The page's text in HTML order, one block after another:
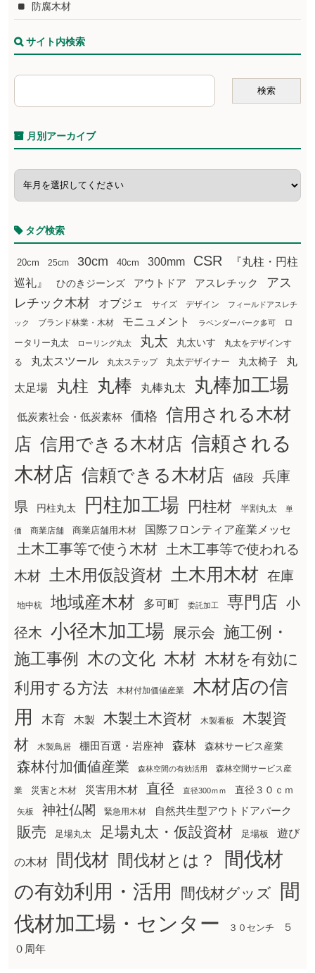
防腐木材
サイト内検索
月別アーカイブ
タグ検索
20cm 25cm 30cm 40cm 300mm CSR
『丸柱・円柱
巡礼』
ひのきジーンズ アウトドア アスレチック
アス
レチック木材
オブジェ サイズ デザイン フィールドアスレチ
ック ブランド林業・木材 モニュメント ラベンダーパーク多可
ロ
ータリー丸太
ローリング丸太 丸太 丸太いす
丸太をデザインす
る
丸太スツール 丸太ステップ 丸太デザイナー 丸太椅子 丸
太足場 丸柱 丸棒 丸棒丸太 丸棒加工場
低炭素社会・低炭素杯 価格
信用される木材
店 信用できる木材店 信頼される
木材店 信頼できる木材店 値段
兵庫
県
円柱丸太 円柱加工場 円柱材 半割丸太 単
価 商業店舗 商業店舗用木材 国際フロンティア産業メッセ
土木工事等で使う木材
土木工事等で使われる
木材
土木用仮設資材 土木用木材 在庫
地中杭 地域産木材 多可町 委託加工 専門店 小
径木 小径木加工場 展示会 施工例・
施工事例
木の文化 木材 木材を有効に
利用する方法
木材付加価値産業
木材店の信
用
木育 木製 木製土木資材 木製看板
木製資
材
木製鳥居 棚田百選・岩座神 森林 森林サービス産業
森林付加価値産業 森林空間の有効活用 森林空間サービス産
業 災害と木材 災害用木材 直径 直径300ｍｍ 直径３０ｃｍ
矢板 神社仏閣 緊急用木材 自然共生型アウトドアパーク
販売 足場丸太 足場丸太・仮設資材 足場板 遊び
の木材 間伐材 間伐材とは？
間伐材
の有効利用・活用
間伐材グッズ
間
伐材加工場・センター
３０センチ
５
０周年